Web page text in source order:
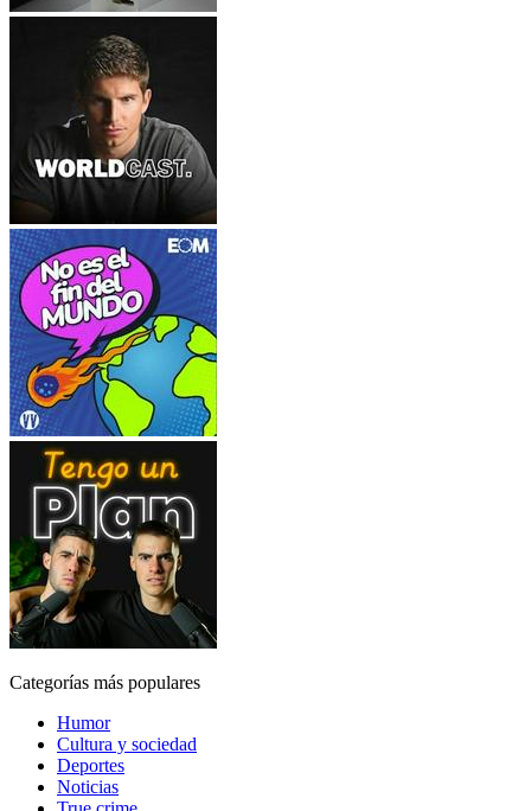
Categorías más populares
Humor
Cultura y sociedad
Deportes
Noticias